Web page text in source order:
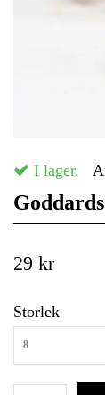
I lager.
29 kr
Storlek
8